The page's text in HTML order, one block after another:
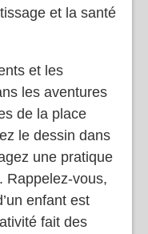
et la santé
et les
les aventures
de la place
le dessin dans
une pratique
Rappelez-vous,
enfant est
fait des